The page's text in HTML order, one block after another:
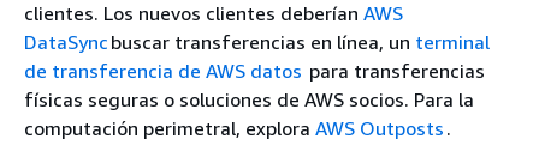
clientes. Los nuevos clientes deberían AWS
DataSync buscar transferencias en línea, un terminal
de transferencia de AWS datos para transferencias
físicas seguras o soluciones de AWS socios. Para la
computación perimetral, explora AWS Outposts .